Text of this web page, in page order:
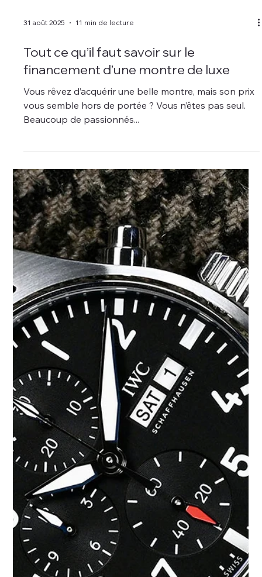
31 août 2025 11 min de lecture
Tout ce qu’il faut savoir sur le
Vous rêvez d’acquérir une belle montre, mais son prix
vous semble hors de portée ? Vous n’êtes pas seul.
Beaucoup de passionnés...